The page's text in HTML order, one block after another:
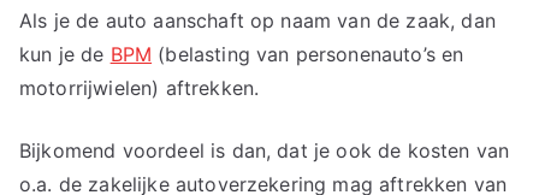
Als je de auto aanschaft op naam van de zaak, dan
kun je de BPM (belasting van personenauto’s en
motorrijwielen) aftrekken.
Bijkomend voordeel is dan, dat je ook de kosten van
o.a. de zakelijke autoverzekering mag aftrekken van